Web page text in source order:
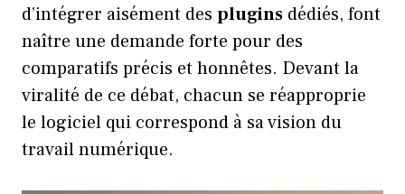
d’intégrer aisément des plugins dédiés, font
naître une demande forte pour des
comparatifs précis et honnêtes. Devant la
viralité de ce débat, chacun se réapproprie
le logiciel qui correspond à sa vision du
travail numérique.